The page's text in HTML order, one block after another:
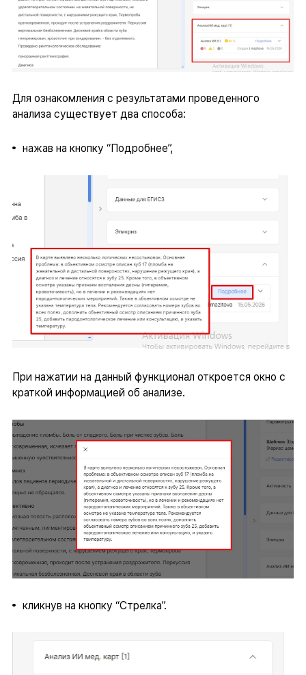
Для ознакомления с результатами проведенного
анализа существует два способа:
нажав на кнопку “Подробнее”,
При нажатии на данный функционал откроется окно с
краткой информацией об анализе.
кликнув на кнопку “Стрелка”.